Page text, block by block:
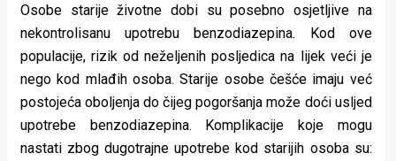
Osobe starije životne dobi su posebno osjetljive na
nekontrolisanu upotrebu benzodiazepina. Kod ove
populacije, rizik od neželjenih posljedica na lijek veći je
nego kod mlađih osoba. Starije osobe češće imaju već
postojeća oboljenja do čijeg pogoršanja može doći usljed
upotrebe benzodiazepina. Komplikacije koje mogu
nastati zbog dugotrajne upotrebe kod starijih osoba su: